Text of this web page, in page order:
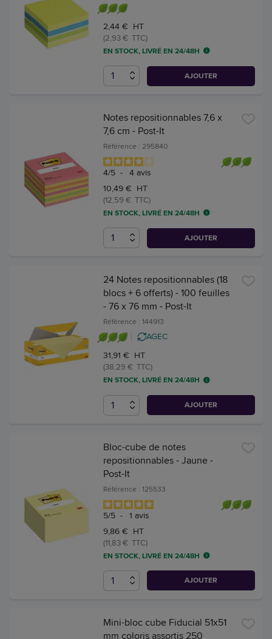
2,44 € HT
(2,93 € TTC)
EN STOCK, LIVRÉ EN 24/48H
AJOUTER
Notes repositionnables 7,6 x
7,6 cm - Post-It
Référence : 295840
4/5 - 4 avis
10,49 € HT
(12,59 € TTC)
EN STOCK, LIVRÉ EN 24/48H
AJOUTER
24 Notes repositionnables (18
blocs + 6 offerts) - 100 feuilles
- 76 x 76 mm - Post-It
Référence : 144913
AGEC
31,91 € HT
(38,29 € TTC)
EN STOCK, LIVRÉ EN 24/48H
AJOUTER
Bloc-cube de notes
repositionnables - Jaune -
Post-It
Référence : 125533
5/5 - 1 avis
9,86 € HT
(11,83 € TTC)
EN STOCK, LIVRÉ EN 24/48H
AJOUTER
Mini-bloc cube Fiducial 51x51
mm coloris assortis 250